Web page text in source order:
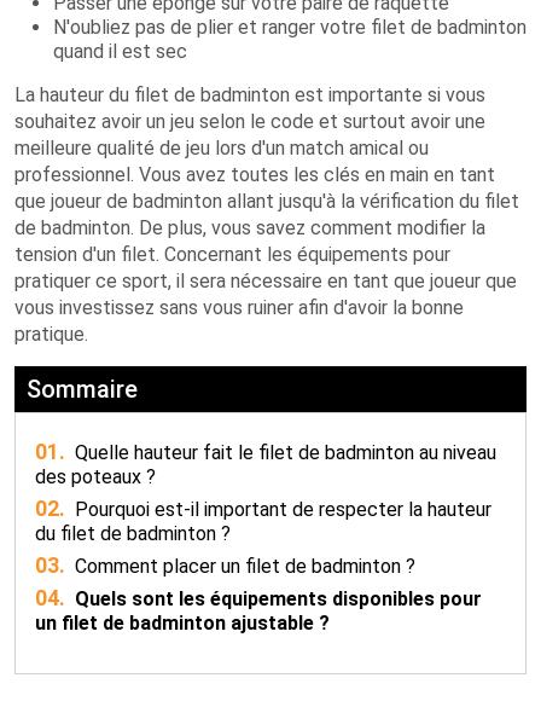
N'oubliez pas de plier et ranger votre filet de badminton
quand il est sec
La hauteur du filet de badminton est importante si vous
souhaitez avoir un jeu selon le code et surtout avoir une
meilleure qualité de jeu lors d'un match amical ou
professionnel. Vous avez toutes les clés en main en tant
que joueur de badminton allant jusqu'à la vérification du filet
de badminton. De plus, vous savez comment modifier la
tension d'un filet. Concernant les équipements pour
pratiquer ce sport, il sera nécessaire en tant que joueur que
vous investissez sans vous ruiner afin d'avoir la bonne
pratique.
Sommaire
01. Quelle hauteur fait le filet de badminton au niveau
des poteaux ?
02. Pourquoi est-il important de respecter la hauteur
du filet de badminton ?
03. Comment placer un filet de badminton ?
04. Quels sont les équipements disponibles pour
un filet de badminton ajustable ?